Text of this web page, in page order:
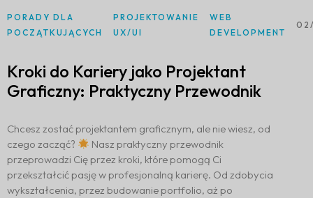
PORADY DLA
POCZĄTKUJĄCYCH
PROJEKTOWANIE
UX/UI
WEB
DEVELOPMENT
Kroki do Kariery jako Projektant
Graficzny: Praktyczny Przewodnik
Chcesz zostać projektantem graficznym, ale nie wiesz, od
czego zacząć?
Nasz praktyczny przewodnik
przeprowadzi Cię przez kroki, które pomogą Ci
przekształcić pasję w profesjonalną karierę. Od zdobycia
wykształcenia, przez budowanie portfolio, aż po